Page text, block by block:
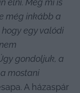
élni. Még mi is
még inkább a
egy valódi
gondoljuk, a
mostani
A házaspár